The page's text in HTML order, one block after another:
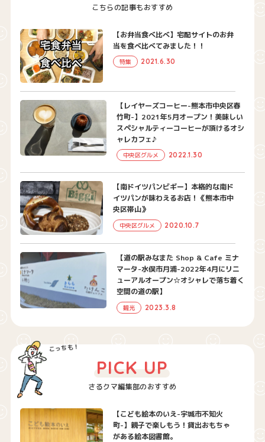
こちらの記事もおすすめ
【お弁当食べ比べ】宅配サイトのお弁
当を食べ比べてみました！！
特集 2021.6.30
【レイヤーズコーヒー-熊本市中央区春
竹町-】2021年5月オープン！美味しい
スペシャルティーコーヒーが頂けるオシ
ャレカフェ♪
中央区グルメ 2022.1.30
【南ドイツパンビギー】本格的な南ド
イツパンが味わえるお店！《熊本市中
央区帯山》
中央区グルメ 2020.10.7
【道の駅みなまた Shop & Cafe ミナ
マータ-水俣市月浦-2022年4月にリニ
ューアルオープン☆オシャレで落ち着く
空間の道の駅】
観光 2023.3.8
さるクマ編集部のおすすめ
PICK UP
【こども絵本のいえ-宇城市不知火
町-】親子で楽しもう！貸出おもちゃ
がある絵本図書館。